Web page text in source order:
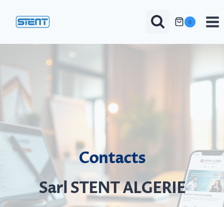
0
Contacts
Sarl STENT ALGERIE